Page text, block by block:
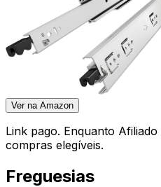
Ver na Amazon
Link pago. Enquanto
compras elegíveis.
Freguesias